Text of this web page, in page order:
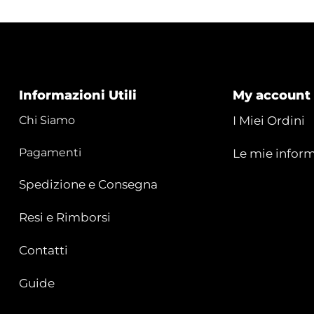
Informazioni Utili
Chi Siamo
Pagamenti
Spedizione e Consegna
Resi e Rimborsi
Contatti
Guide
My account
I Miei Ordini
Le mie